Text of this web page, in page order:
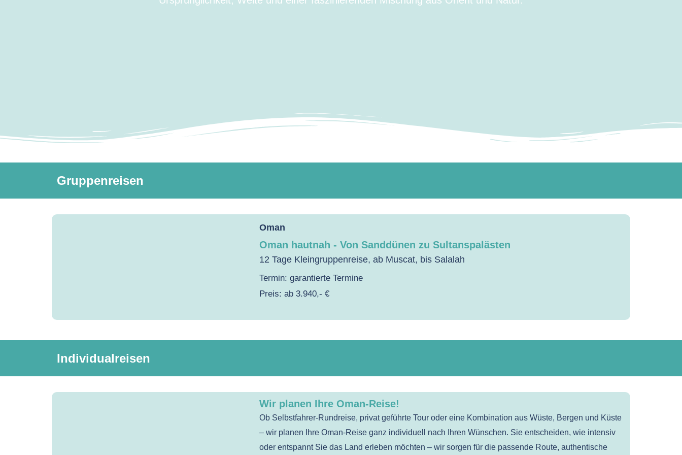
Gruppenreisen
Oman
Oman hautnah - Von Sanddünen zu Sultanspalästen
12 Tage Kleingruppenreise, ab Muscat, bis Salalah
Termin: garantierte Termine
Preis: ab 3.940,- €
Individualreisen
Wir planen Ihre Oman-Reise!
Ob Selbstfahrer-Rundreise, privat geführte Tour oder eine Kombination aus Wüste, Bergen und Küste
– wir planen Ihre Oman-Reise ganz individuell nach Ihren Wünschen. Sie entscheiden, wie intensiv
oder entspannt Sie das Land erleben möchten – wir sorgen für die passende Route, authentische